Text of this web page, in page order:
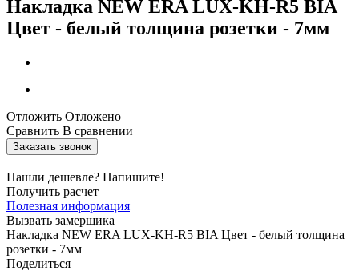
Накладка NEW ERA LUX-KH-R5 BIA
Цвет - белый толщина розетки - 7мм
Отложить Отложено
Сравнить В сравнении
Заказать звонок
Нашли дешевле? Напишите!
Получить расчет
Полезная информация
Вызвать замерщика
Накладка NEW ERA LUX-KH-R5 BIA Цвет - белый толщина
розетки - 7мм
Поделиться